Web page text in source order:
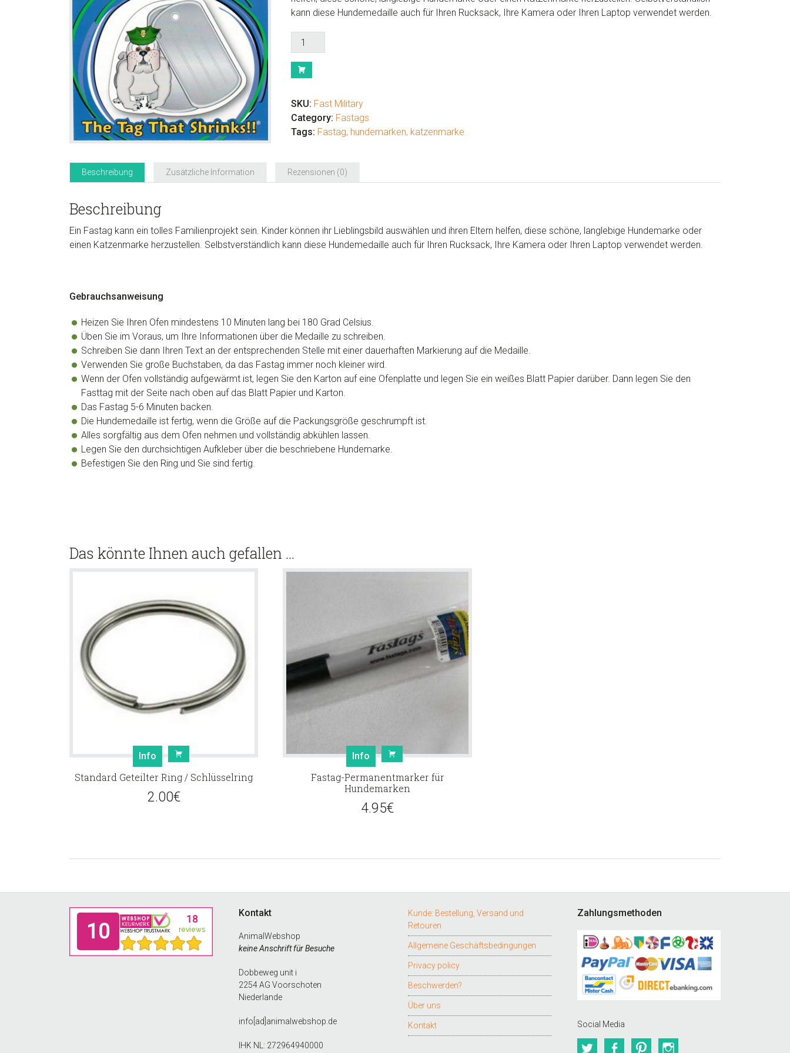
kann diese Hundemedaille auch für Ihren Rucksack, Ihre Kamera oder Ihren Laptop verwendet werden.
Fastag
Pet
Tag
zum
machen
'Military'
Menge
SKU: Fast Military
Category: Fastags
Tags: Fastag, hundemarken, katzenmarke
Beschreibung Zusätzliche Information Rezensionen (0)
Beschreibung
Ein Fastag kann ein tolles Familienprojekt sein. Kinder können ihr Lieblingsbild auswählen und ihren Eltern helfen, diese schöne, langlebige Hundemarke oder
einen Katzenmarke herzustellen. Selbstverständlich kann diese Hundemedaille auch für Ihren Rucksack, Ihre Kamera oder Ihren Laptop verwendet werden.
Gebrauchsanweisung
Heizen Sie Ihren Ofen mindestens 10 Minuten lang bei 180 Grad Celsius.
Üben Sie im Voraus, um Ihre Informationen über die Medaille zu schreiben.
Schreiben Sie dann Ihren Text an der entsprechenden Stelle mit einer dauerhaften Markierung auf die Medaille.
Verwenden Sie große Buchstaben, da das Fastag immer noch kleiner wird.
Wenn der Ofen vollständig aufgewärmt ist, legen Sie den Karton auf eine Ofenplatte und legen Sie ein weißes Blatt Papier darüber. Dann legen Sie den
Fasttag mit der Seite nach oben auf das Blatt Papier und Karton.
Das Fastag 5-6 Minuten backen.
Die Hundemedaille ist fertig, wenn die Größe auf die Packungsgröße geschrumpft ist.
Alles sorgfältig aus dem Ofen nehmen und vollständig abkühlen lassen.
Legen Sie den durchsichtigen Aufkleber über die beschriebene Hundemarke.
Befestigen Sie den Ring und Sie sind fertig.
Das könnte Ihnen auch gefallen …
Info
Standard Geteilter Ring / Schlüsselring
2.00€
Info
Fastag-Permanentmarker für
Hundemarken
4.95€
Kontakt
AnimalWebshop
keine Anschrift für Besuche
Dobbeweg unit i
2254 AG Voorschoten
Niederlande
info[ad]animalwebshop.de
IHK NL: 272964940000
Kunde: Bestellung, Versand und
Retouren
Allgemeine Geschäftsbedingungen
Privacy policy
Beschwerden?
Über uns
Kontakt
Zahlungsmethoden
Social Media
TwitterFacebookPinterest